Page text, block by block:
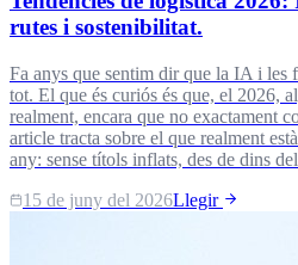
rutes i sostenibilitat.
Fa anys que sentim dir que la IA i les
tot. El que és curiós és que, el 2026,
realment, encara que no exactament
article tracta sobre el que realment
any: sense títols inflats, des de dins
15 de juny del 2026Llegir